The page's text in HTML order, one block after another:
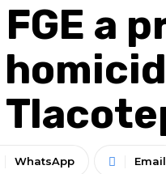
a
WhatsApp Email